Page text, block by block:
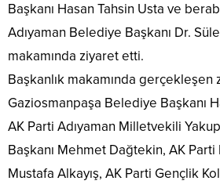
Başkanı Hasan Tahsin Usta ve
Adıyaman Belediye Başkanı Dr.
makamında ziyaret etti.
Başkanlık makamında gerçekleşen
Gaziosmanpaşa Belediye Başkanı
AK Parti Adıyaman Milletvekili
Başkanı Mehmet Dağtekin, AK Parti
Mustafa Alkayış, AK Parti Gençlik